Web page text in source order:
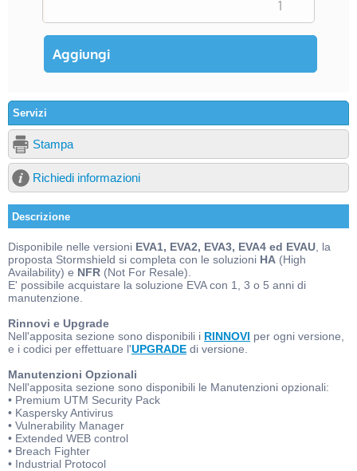
Servizi
Stampa
Richiedi informazioni
Descrizione
Disponibile nelle versioni EVA1, EVA2, EVA3, EVA4 ed EVAU , la
proposta Stormshield si completa con le soluzioni HA (High
Availability) e NFR (Not For Resale).
E' possibile acquistare la soluzione EVA con 1, 3 o 5 anni di
manutenzione.
Rinnovi e Upgrade
Nell'apposita sezione sono disponibili i RINNOVI per ogni versione,
e i codici per effettuare l'UPGRADE di versione.
Manutenzioni Opzionali
Nell'apposita sezione sono disponibili le Manutenzioni opzionali:
• Premium UTM Security Pack
• Kaspersky Antivirus
• Vulnerability Manager
• Extended WEB control
• Breach Fighter
• Industrial Protocol